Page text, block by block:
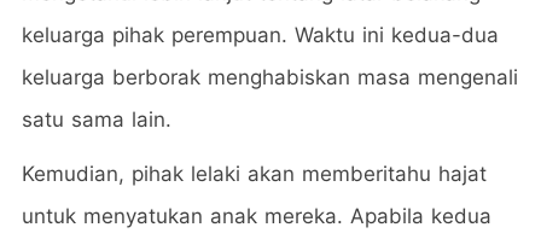
keluarga pihak perempuan. Waktu ini kedua-dua
keluarga berborak menghabiskan masa mengenali
satu sama lain.
Kemudian, pihak lelaki akan memberitahu hajat
untuk menyatukan anak mereka. Apabila kedua